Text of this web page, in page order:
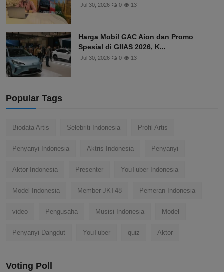
Jul 30, 2026 0 13
Harga Mobil GAC Aion dan Promo
Spesial di GIIAS 2026, K...
Jul 30, 2026 0 13
Popular Tags
Biodata Artis Selebriti Indonesia Profil Artis
Penyanyi Indonesia Aktris Indonesia Penyanyi
Aktor Indonesia Presenter YouTuber Indonesia
Model Indonesia Member JKT48 Pemeran Indonesia
video Pengusaha Musisi Indonesia Model
Penyanyi Dangdut YouTuber quiz Aktor
Voting Poll